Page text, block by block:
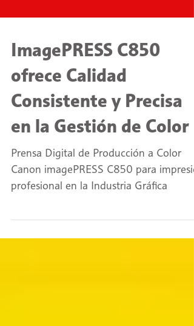
ImagePRESS C850
ofrece Calidad
Consistente y Precisa
en la Gestión de Color
Prensa Digital de Producción a Color
Canon imagePRESS C850 para